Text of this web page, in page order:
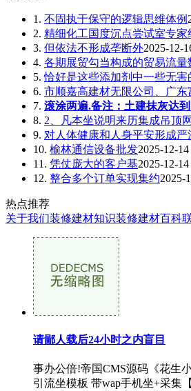
1. 不固执于保守的逻辑思维体例
2. 精细化工国度沉点尝试室专家
3. 但依法不形成垄断外2025-12-
4. 各期展贸勾当构成的贸易流量
5.恰好是这些添加剂中一些无害
6. 市顺嘉高建材无限公司、广东
7. 滚涂两遍.备注：土建抹灰达
8. 2、凡本坐说明来历集成吊顶
9. 对人体健康和人身平安形成严
10. 榆林通信设备批发2025-12-14
11. 凭仗庞大的客户基2025-12-14
12. 整合多个订单实现集约2025-
热点推荐
关于我们装修建材知识装修建材百科
请鄙人载后24小时之内盲目
事办公倍!帝国CMS源码《花生
引流坐模板 带wap手机坐+采集